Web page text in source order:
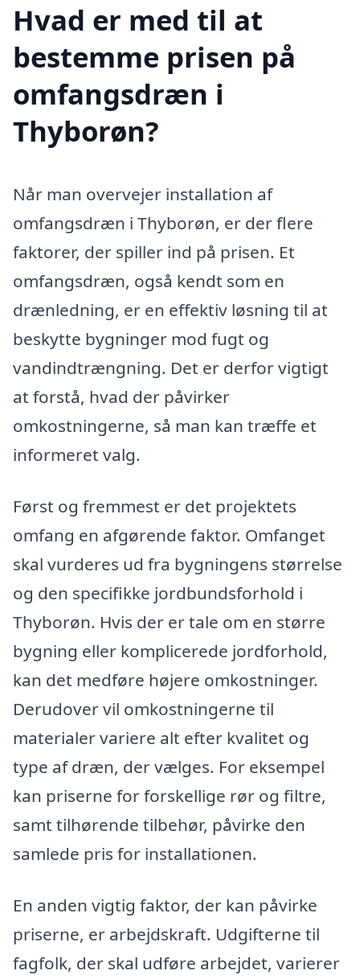
Hvad er med til at
bestemme prisen på
omfangsdræn i
Thyborøn?
Når man overvejer installation af
omfangsdræn i Thyborøn, er der flere
faktorer, der spiller ind på prisen. Et
omfangsdræn, også kendt som en
drænledning, er en effektiv løsning til at
beskytte bygninger mod fugt og
vandindtrængning. Det er derfor vigtigt
at forstå, hvad der påvirker
omkostningerne, så man kan træffe et
informeret valg.
Først og fremmest er det projektets
omfang en afgørende faktor. Omfanget
skal vurderes ud fra bygningens størrelse
og den specifikke jordbundsforhold i
Thyborøn. Hvis der er tale om en større
bygning eller komplicerede jordforhold,
kan det medføre højere omkostninger.
Derudover vil omkostningerne til
materialer variere alt efter kvalitet og
type af dræn, der vælges. For eksempel
kan priserne for forskellige rør og filtre,
samt tilhørende tilbehør, påvirke den
samlede pris for installationen.
En anden vigtig faktor, der kan påvirke
priserne, er arbejdskraft. Udgifterne til
fagfolk, der skal udføre arbejdet, varierer